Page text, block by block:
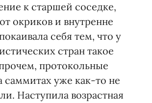
к старшей соседке,
окриков и внутренне
себя тем, что у
стран такое
протокольные
саммитах уже как-то не
Наступила возрастная